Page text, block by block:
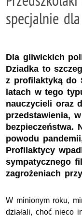
specjalnie
Dla gliwickich
Dziadka to
z profilaktyką do
latach w tego
nauczycieli oraz
przedstawienia,
bezpieczeństwa.
powodu
Profilaktycy
sympatycznego
zagrożeniach
W minionym roku,
działali, choć nieco